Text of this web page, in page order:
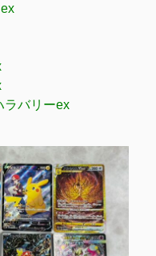
ラバリーex